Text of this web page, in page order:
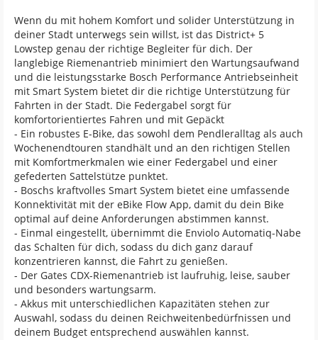
Wenn du mit hohem Komfort und solider Unterstützung in
deiner Stadt unterwegs sein willst, ist das District+ 5
Lowstep genau der richtige Begleiter für dich. Der
langlebige Riemenantrieb minimiert den Wartungsaufwand
und die leistungsstarke Bosch Performance Antriebseinheit
mit Smart System bietet dir die richtige Unterstützung für
Fahrten in der Stadt. Die Federgabel sorgt für
komfortorientiertes Fahren und mit Gepäckt
- Ein robustes E-Bike, das sowohl dem Pendleralltag als auch
Wochenendtouren standhält und an den richtigen Stellen
mit Komfortmerkmalen wie einer Federgabel und einer
gefederten Sattelstütze punktet.
- Boschs kraftvolles Smart System bietet eine umfassende
Konnektivität mit der eBike Flow App, damit du dein Bike
optimal auf deine Anforderungen abstimmen kannst.
- Einmal eingestellt, übernimmt die Enviolo Automatiq-Nabe
das Schalten für dich, sodass du dich ganz darauf
konzentrieren kannst, die Fahrt zu genießen.
- Der Gates CDX-Riemenantrieb ist laufruhig, leise, sauber
und besonders wartungsarm.
- Akkus mit unterschiedlichen Kapazitäten stehen zur
Auswahl, sodass du deinen Reichweitenbedürfnissen und
deinem Budget entsprechend auswählen kannst.